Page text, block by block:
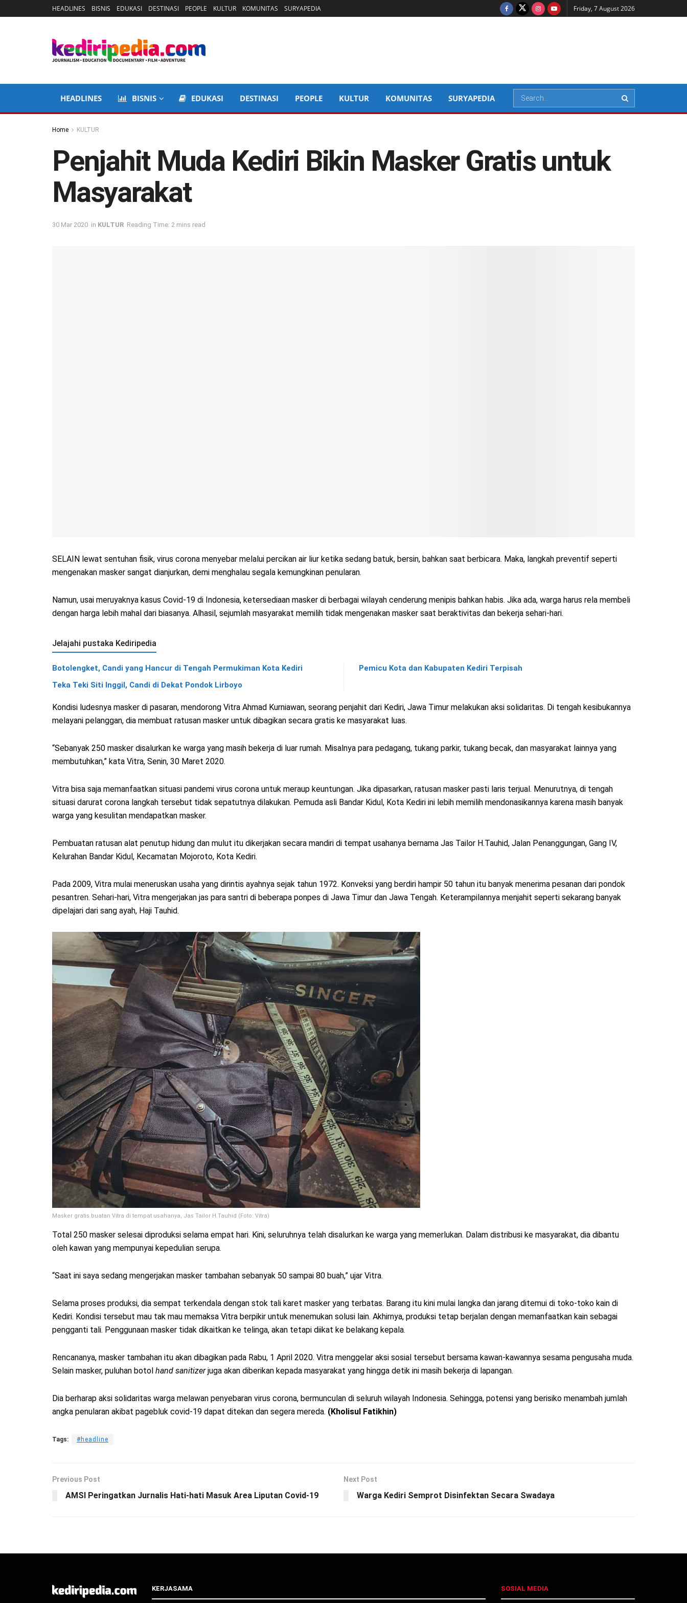
HEADLINES BISNIS EDUKASI DESTINASI PEOPLE KULTUR KOMUNITAS SURYAPEDIA Friday, 7 August 2026
HEADLINES BISNIS EDUKASI DESTINASI PEOPLE KULTUR KOMUNITAS SURYAPEDIA
Home KULTUR
Penjahit Muda Kediri Bikin Masker Gratis untuk
Masyarakat
30 Mar 2020 in KULTUR Reading Time: 2 mins read
SELAIN lewat sentuhan fisik, virus corona menyebar melalui percikan air liur ketika sedang batuk, bersin, bahkan saat berbicara. Maka, langkah preventif seperti
mengenakan masker sangat dianjurkan, demi menghalau segala kemungkinan penularan.
Namun, usai meruyaknya kasus Covid-19 di Indonesia, ketersediaan masker di berbagai wilayah cenderung menipis bahkan habis. Jika ada, warga harus rela membeli
dengan harga lebih mahal dari biasanya. Alhasil, sejumlah masyarakat memilih tidak mengenakan masker saat beraktivitas dan bekerja sehari-hari.
Jelajahi pustaka Kediripedia
Botolengket, Candi yang Hancur di Tengah Permukiman Kota Kediri
Teka Teki Siti Inggil, Candi di Dekat Pondok Lirboyo
Pemicu Kota dan Kabupaten Kediri Terpisah
Kondisi ludesnya masker di pasaran, mendorong Vitra Ahmad Kurniawan, seorang penjahit dari Kediri, Jawa Timur melakukan aksi solidaritas. Di tengah kesibukannya
melayani pelanggan, dia membuat ratusan masker untuk dibagikan secara gratis ke masyarakat luas.
“Sebanyak 250 masker disalurkan ke warga yang masih bekerja di luar rumah. Misalnya para pedagang, tukang parkir, tukang becak, dan masyarakat lainnya yang
membutuhkan,” kata Vitra, Senin, 30 Maret 2020.
Vitra bisa saja memanfaatkan situasi pandemi virus corona untuk meraup keuntungan. Jika dipasarkan, ratusan masker pasti laris terjual. Menurutnya, di tengah
situasi darurat corona langkah tersebut tidak sepatutnya dilakukan. Pemuda asli Bandar Kidul, Kota Kediri ini lebih memilih mendonasikannya karena masih banyak
warga yang kesulitan mendapatkan masker.
Pembuatan ratusan alat penutup hidung dan mulut itu dikerjakan secara mandiri di tempat usahanya bernama Jas Tailor H.Tauhid, Jalan Penanggungan, Gang IV,
Kelurahan Bandar Kidul, Kecamatan Mojoroto, Kota Kediri.
Pada 2009, Vitra mulai meneruskan usaha yang dirintis ayahnya sejak tahun 1972. Konveksi yang berdiri hampir 50 tahun itu banyak menerima pesanan dari pondok
pesantren. Sehari-hari, Vitra mengerjakan jas para santri di beberapa ponpes di Jawa Timur dan Jawa Tengah. Keterampilannya menjahit seperti sekarang banyak
dipelajari dari sang ayah, Haji Tauhid.
Masker gratis buatan Vitra di tempat usahanya, Jas Tailor H.Tauhid (Foto: Vitra)
Total 250 masker selesai diproduksi selama empat hari. Kini, seluruhnya telah disalurkan ke warga yang memerlukan. Dalam distribusi ke masyarakat, dia dibantu
oleh kawan yang mempunyai kepedulian serupa.
“Saat ini saya sedang mengerjakan masker tambahan sebanyak 50 sampai 80 buah,” ujar Vitra.
Selama proses produksi, dia sempat terkendala dengan stok tali karet masker yang terbatas. Barang itu kini mulai langka dan jarang ditemui di toko-toko kain di
Kediri. Kondisi tersebut mau tak mau memaksa Vitra berpikir untuk menemukan solusi lain. Akhirnya, produksi tetap berjalan dengan memanfaatkan kain sebagai
pengganti tali. Penggunaan masker tidak dikaitkan ke telinga, akan tetapi diikat ke belakang kepala.
Rencananya, masker tambahan itu akan dibagikan pada Rabu, 1 April 2020. Vitra menggelar aksi sosial tersebut bersama kawan-kawannya sesama pengusaha muda.
Selain masker, puluhan botol hand sanitizerjuga akan diberikan kepada masyarakat yang hingga detik ini masih bekerja di lapangan.
Dia berharap aksi solidaritas warga melawan penyebaran virus corona, bermunculan di seluruh wilayah Indonesia. Sehingga, potensi yang berisiko menambah jumlah
angka penularan akibat pagebluk covid-19 dapat ditekan dan segera mereda. (Kholisul Fatikhin)
Tags: #headline
Previous Post
AMSI Peringatkan Jurnalis Hati-hati Masuk Area Liputan Covid-19
Next Post
Warga Kediri Semprot Disinfektan Secara Swadaya
KERJASAMA SOSIAL MEDIA